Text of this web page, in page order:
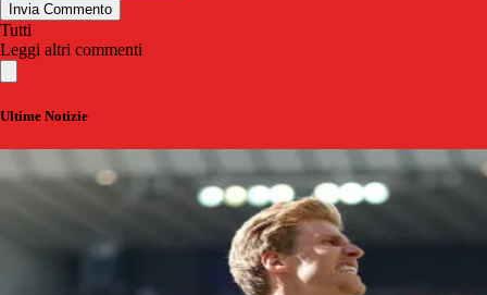
Invia Commento
Tutti
Leggi altri commenti
Ultime Notizie